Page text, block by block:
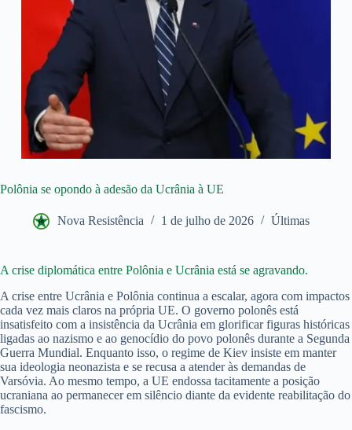
Polônia se opondo à adesão da Ucrânia à UE
Nova Resistência 1 de julho de 2026 Últimas
A crise diplomática entre Polônia e Ucrânia está se agravando.
A crise entre Ucrânia e Polônia continua a escalar, agora com impactos
cada vez mais claros na própria UE. O governo polonês está
insatisfeito com a insistência da Ucrânia em glorificar figuras históricas
ligadas ao nazismo e ao genocídio do povo polonês durante a Segunda
Guerra Mundial. Enquanto isso, o regime de Kiev insiste em manter
sua ideologia neonazista e se recusa a atender às demandas de
Varsóvia. Ao mesmo tempo, a UE endossa tacitamente a posição
ucraniana ao permanecer em silêncio diante da evidente reabilitação do
fascismo.